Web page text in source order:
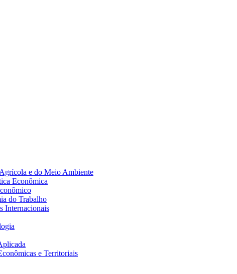
e do Meio Ambiente
Econômica
do Trabalho
Internacionais
e Territoriais